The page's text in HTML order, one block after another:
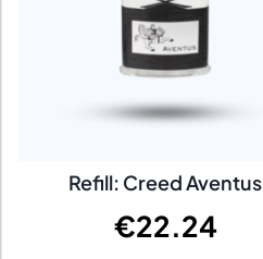
Refill: Creed Aventus
€22.24